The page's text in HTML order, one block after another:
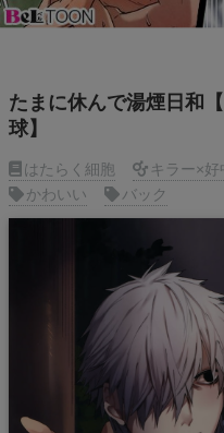
たまに休んで湯煙日和
球】
はたらく細胞 キラー×好
かわいい
バック